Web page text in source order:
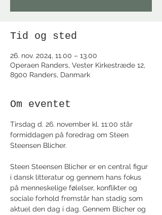
Tid og sted
26. nov. 2024, 11.00 – 13.00
Operaen Randers, Vester Kirkestræde 12,
8900 Randers, Danmark
Om eventet
Tirsdag d. 26. november kl. 11:00 står
formiddagen på foredrag om Steen
Steensen Blicher.
Steen Steensen Blicher er en central figur
i dansk litteratur og gennem hans fokus
på menneskelige følelser, konflikter og
sociale forhold fremstår han stadig som
aktuel den dag i dag. Gennem Blicher og